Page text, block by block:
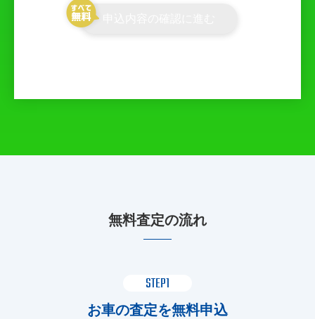
無料査定の流れ
STEP1
お車の査定を無料申込